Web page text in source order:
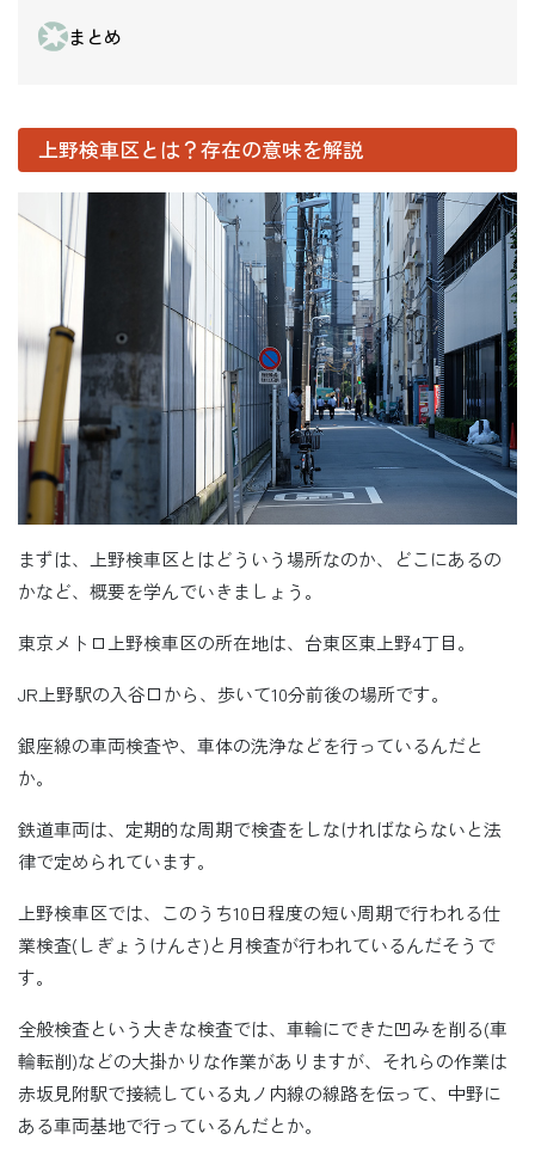
まとめ
上野検車区とは？存在の意味を解説
まずは、上野検車区とはどういう場所なのか、どこにあるの
かなど、概要を学んでいきましょう。
東京メトロ上野検車区の所在地は、台東区東上野4丁目。
JR上野駅の入谷口から、歩いて10分前後の場所です。
銀座線の車両検査や、車体の洗浄などを行っているんだと
か。
鉄道車両は、定期的な周期で検査をしなければならないと法
律で定められています。
上野検車区では、このうち10日程度の短い周期で行われる仕
業検査(しぎょうけんさ)と月検査が行われているんだそうで
す。
全般検査という大きな検査では、車輪にできた凹みを削る(車
輪転削)などの大掛かりな作業がありますが、それらの作業は
赤坂見附駅で接続している丸ノ内線の線路を伝って、中野に
ある車両基地で行っているんだとか。